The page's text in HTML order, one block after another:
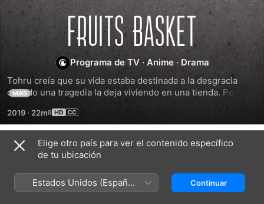
Fruits
Basket
Programa de TV · Anime · Drama
Tohru creía que su vida estaba destinada a la desgracia
cuando una tragedia la deja viviendo en una tienda. Pero
hogar, descubre el secreto raro de la familia: al ser
abrazados, ¡se transforman en animales del Zodiaco!
MÁS
2019 · 22m
Temporada 1
Elige otro país para ver el contenido específico
de tu ubicación
Estados Unidos (Español
México)
Continuar